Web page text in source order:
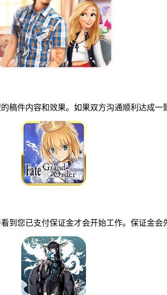
件内容和效果。如果双方沟通顺利达成一
您已支付保证金才会开始工作。保证金会